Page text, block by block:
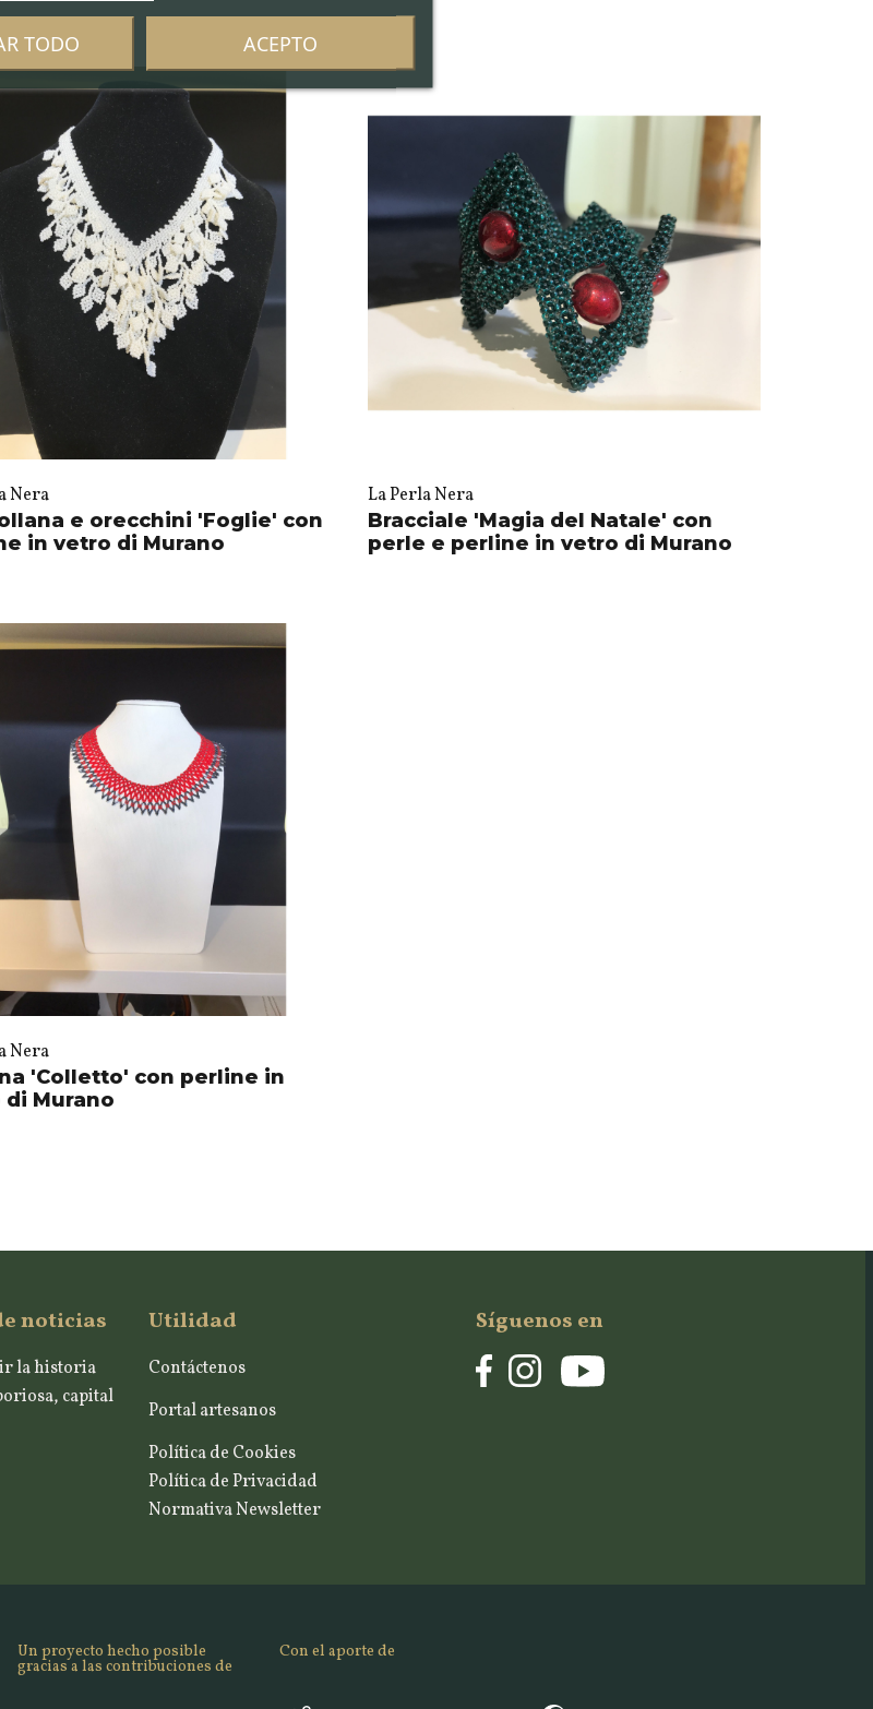
Nera
e orecchini 'Foglie' con
in vetro di Murano
La Perla Nera
Bracciale 'Magia del Natale' con
perle e perline in vetro di Murano
Nera
'Colletto' con perline in
Murano
noticias
la historia
capital
Utilidad
Contáctenos
Portal artesanos
Política de Cookies
Política de Privacidad
Normativa Newsletter
Síguenos en
Un proyecto hecho posible
gracias a las contribuciones de
Con el aporte de
TODO ACEPTO